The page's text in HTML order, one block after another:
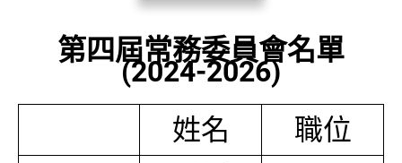
第四屆常務委員會名單
(2024-2026)
姓名
職位